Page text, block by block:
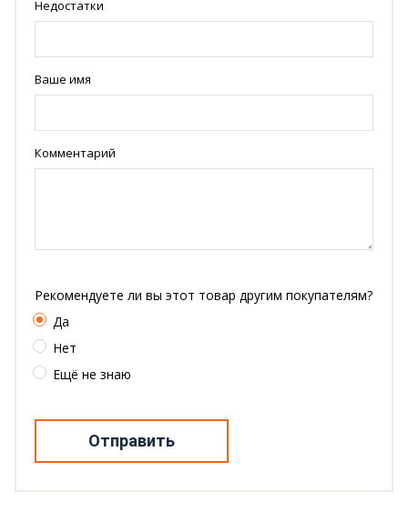
Недостатки
Ваше имя
Комментарий
Рекомендуете ли вы этот товар другим покупателям?
Да
Нет
Ещё не знаю
Отправить